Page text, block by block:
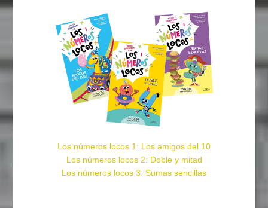
Los números locos 1: Los amigos del 10
Los números locos 2: Doble y mitad
Los números locos 3: Sumas sencillas